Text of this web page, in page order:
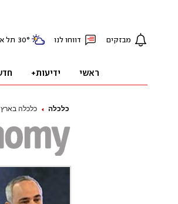
כלכלה כלכלה בארץ